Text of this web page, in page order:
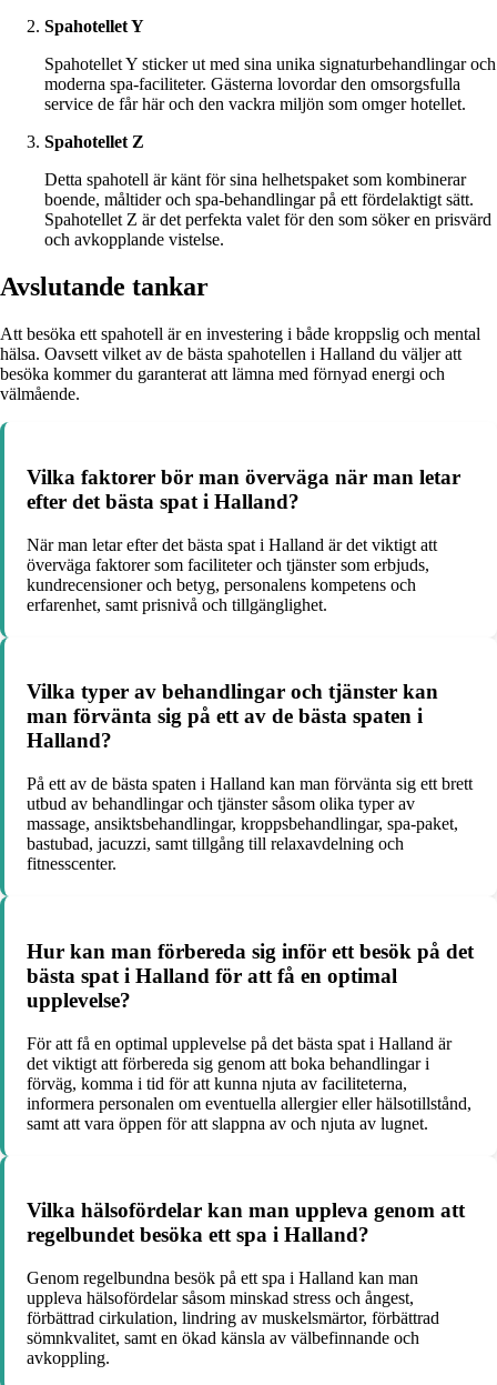
Spahotellet Y
Spahotellet Y sticker ut med sina unika signaturbehandlingar och
moderna spa-faciliteter. Gästerna lovordar den omsorgsfulla
service de får här och den vackra miljön som omger hotellet.
Spahotellet Z
Detta spahotell är känt för sina helhetspaket som kombinerar
boende, måltider och spa-behandlingar på ett fördelaktigt sätt.
Spahotellet Z är det perfekta valet för den som söker en prisvärd
och avkopplande vistelse.
Avslutande tankar
Att besöka ett spahotell är en investering i både kroppslig och mental
hälsa. Oavsett vilket av de bästa spahotellen i Halland du väljer att
besöka kommer du garanterat att lämna med förnyad energi och
välmående.
Vilka faktorer bör man överväga när man letar
efter det bästa spat i Halland?
När man letar efter det bästa spat i Halland är det viktigt att
överväga faktorer som faciliteter och tjänster som erbjuds,
kundrecensioner och betyg, personalens kompetens och
erfarenhet, samt prisnivå och tillgänglighet.
Vilka typer av behandlingar och tjänster kan
man förvänta sig på ett av de bästa spaten i
Halland?
På ett av de bästa spaten i Halland kan man förvänta sig ett brett
utbud av behandlingar och tjänster såsom olika typer av
massage, ansiktsbehandlingar, kroppsbehandlingar, spa-paket,
bastubad, jacuzzi, samt tillgång till relaxavdelning och
fitnesscenter.
Hur kan man förbereda sig inför ett besök på det
bästa spat i Halland för att få en optimal
upplevelse?
För att få en optimal upplevelse på det bästa spat i Halland är
det viktigt att förbereda sig genom att boka behandlingar i
förväg, komma i tid för att kunna njuta av faciliteterna,
informera personalen om eventuella allergier eller hälsotillstånd,
samt att vara öppen för att slappna av och njuta av lugnet.
Vilka hälsofördelar kan man uppleva genom att
regelbundet besöka ett spa i Halland?
Genom regelbundna besök på ett spa i Halland kan man
uppleva hälsofördelar såsom minskad stress och ångest,
förbättrad cirkulation, lindring av muskelsmärtor, förbättrad
sömnkvalitet, samt en ökad känsla av välbefinnande och
avkoppling.